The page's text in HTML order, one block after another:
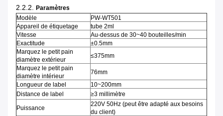
2.2.2. Paramètres
Modèle
PW-WT501
Appareil de étiquetage
tube 2ml
Vitesse
Au-dessus de 30~40 bouteilles/min
Exactitude
±0.5mm
Marquez le petit pain
diamètre extérieur
≤375mm
Marquez le petit pain
diamètre intérieur
76mm
Longueur de label
10~200mm
Distance de label
≥3 millimètre
Puissance
220V 50Hz (peut être adapté aux besoins
du client)